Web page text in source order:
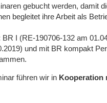
gebucht werden, damit
begleitet ihre Arbeit als
BR I (RE-190706-132 am
und mit BR kompakt
führen wir in Kooperation